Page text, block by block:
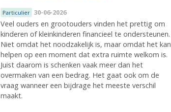
Particulier 30-06-2026
Veel ouders en grootouders vinden het prettig om
kinderen of kleinkinderen financieel te ondersteunen.
Niet omdat het noodzakelijk is, maar omdat het kan
helpen op een moment dat extra ruimte welkom is.
Juist daarom is schenken vaak meer dan het
overmaken van een bedrag. Het gaat ook om de
vraag wanneer een bijdrage het meeste verschil
maakt.